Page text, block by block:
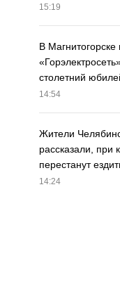
15:19
В
столетний
14:54
Жители
рассказали, при
перестанут
14:24